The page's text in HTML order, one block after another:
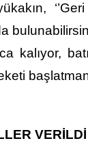
kalıyor,
VERİLDİ